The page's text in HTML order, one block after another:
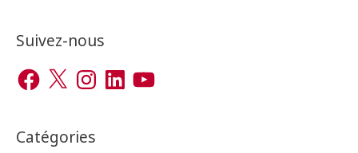
h
r
e
Suivez-nous
F
a
o
k
X
n
s
r
a
L
n
Y
o
Catégories